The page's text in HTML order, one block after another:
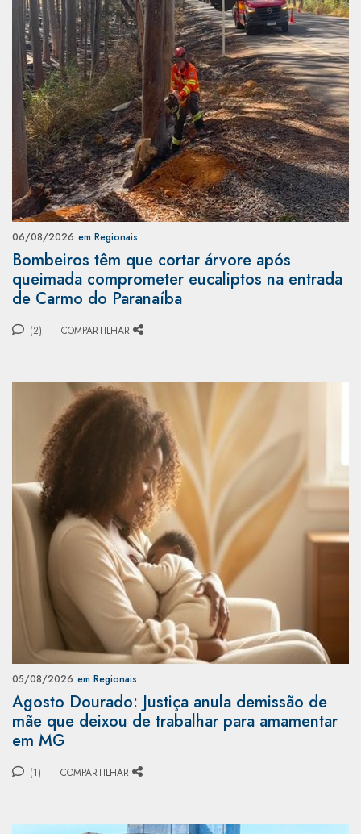
06/08/2026 em Regionais
Bombeiros têm que cortar árvore após
queimada comprometer eucaliptos na entrada
de Carmo do Paranaíba
(2) COMPARTILHAR
05/08/2026 em Regionais
Agosto Dourado: Justiça anula demissão de
mãe que deixou de trabalhar para amamentar
em MG
(1) COMPARTILHAR